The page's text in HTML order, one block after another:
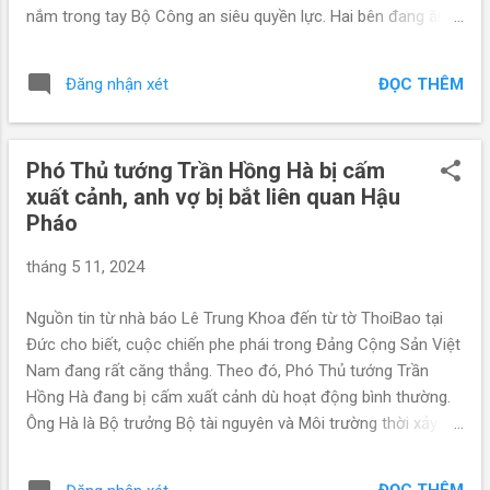
nắm trong tay Bộ Công an siêu quyền lực. Hai bên đang ăn
Trung Khoa trích nguồn tin thân cận trong nước cho biết,
trong khi Bộ Công an khởi tố bắt tạm giam anh vợ Phó Thủ
tướng Trần Hồng Hà với cáo buộc liên quan đến vụ Hậu
Cầu Holdings của Tô Dũng, em ruột Tô Lâm. Hiện nay Phó
Thủ tướng Trần Hồng Hà (quê quán Hà Tĩnh) vẫn hoạt động
bình thường nhưng bị cấm xuất cảnh. Làng Xuân Cầu là nơi
của Công ty cổ phần Xuân Cầu Holdings. Công ty này là một
tập đoàn đa ngành được thành lập từ năm 2000, có trụ sở
chính tại Hà Nội, do 6 cổ đông tham gia góp vốn, toàn là
người của đại gia đình họ Tô ở...
Đăng nhận xét ĐỌC THÊM
Phó Thủ tướng Trần Hồng Hà bị cấm
xuất cảnh, anh vợ bị bắt liên quan Hậu
Pháo
tháng 5 11, 2024
Nguồn tin từ nhà báo Lê Trung Khoa đến từ tờ ThoiBao tại
Đức cho biết, cuộc chiến phe phái trong Đảng Cộng Sản Việt
Nam đang rất căng thẳng. Theo đó, Phó Thủ tướng Trần
Hồng Hà đang bị cấm xuất cảnh dù hoạt động bình thường.
Ông Hà là Bộ trưởng Bộ tài nguyên và Môi trường thời xảy ra
miền trung. Trong khi Bộ Công an khởi tố bắt tạm giam anh